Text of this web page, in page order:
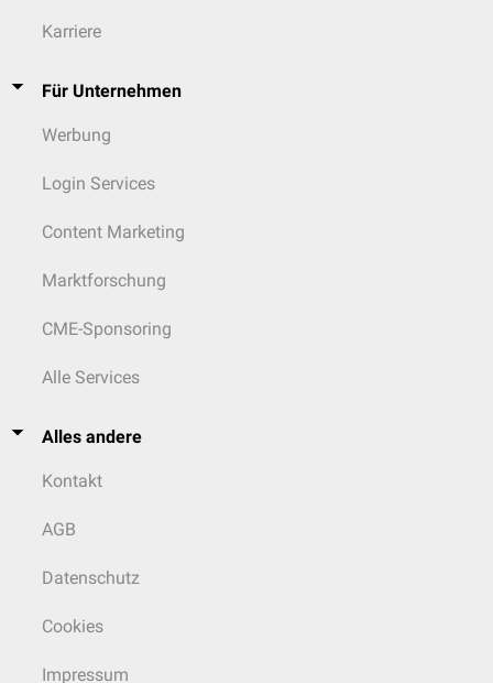
Karriere
Für Unternehmen
Werbung
Login Services
Content Marketing
Marktforschung
CME-Sponsoring
Alle Services
Alles andere
Kontakt
AGB
Datenschutz
Cookies
Impressum